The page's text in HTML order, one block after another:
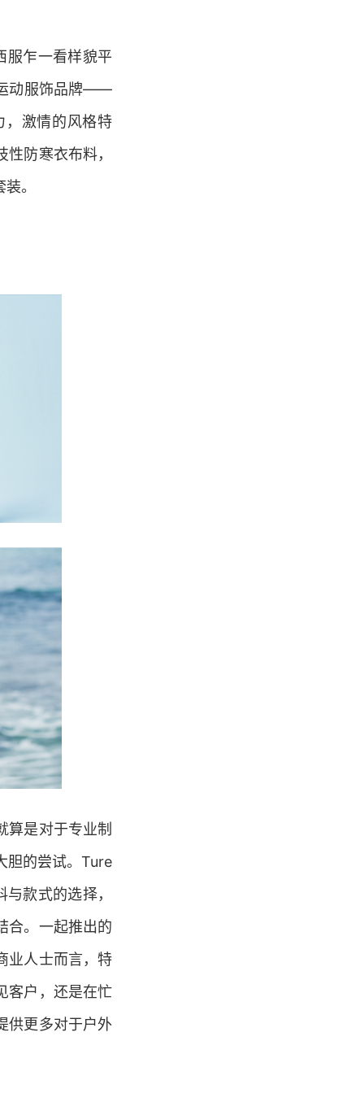
服乍一看样貌平
动服饰品牌——
，激情的风格特
防寒衣布料，
。
算是对于专业制
胆的尝试。Ture
款式的选择，
合。一起推出的
业人士而言，特
客户，还是在忙
供更多对于户外